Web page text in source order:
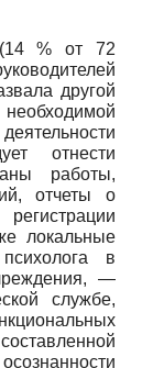
(14 % от 72
другой
отнести
работы,
отчеты о
локальные
в
—
службе,